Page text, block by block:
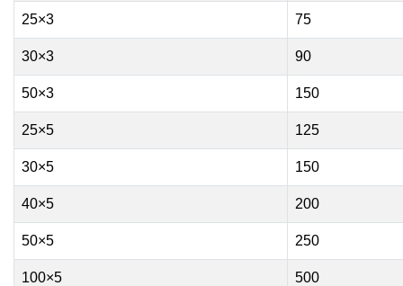
25×3 75
30×3 90
50×3 150
25×5 125
30×5 150
40×5 200
50×5 250
100×5 500